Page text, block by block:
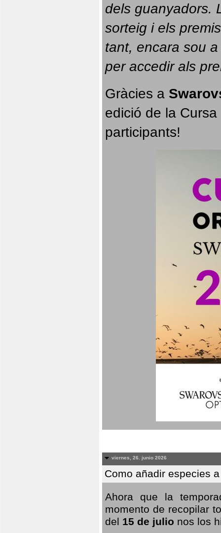
dels guanyadors.
sorteig i els
tant, encara sou
per accedir als
Gràcies a
edició de la
participants!
viernes, 26. junio 2026
Como añadir especies
Ahora que la
momento de recopilar
del 15 de julio nos los